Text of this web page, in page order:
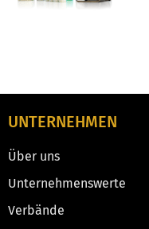
UNTERNEHMEN
Über uns
Unternehmenswerte
Verbände